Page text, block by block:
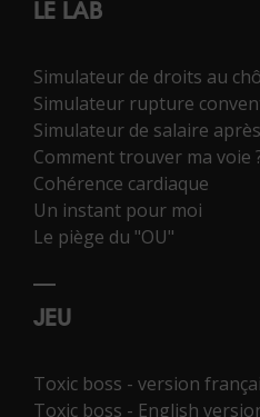
LE LAB
Simulateur de droits au
Simulateur rupture
Simulateur de salaire
Comment trouver ma voie
Cohérence cardiaque
Un instant pour moi
Le piège du "OU"
JEU
Toxic boss - version
Toxic boss - English